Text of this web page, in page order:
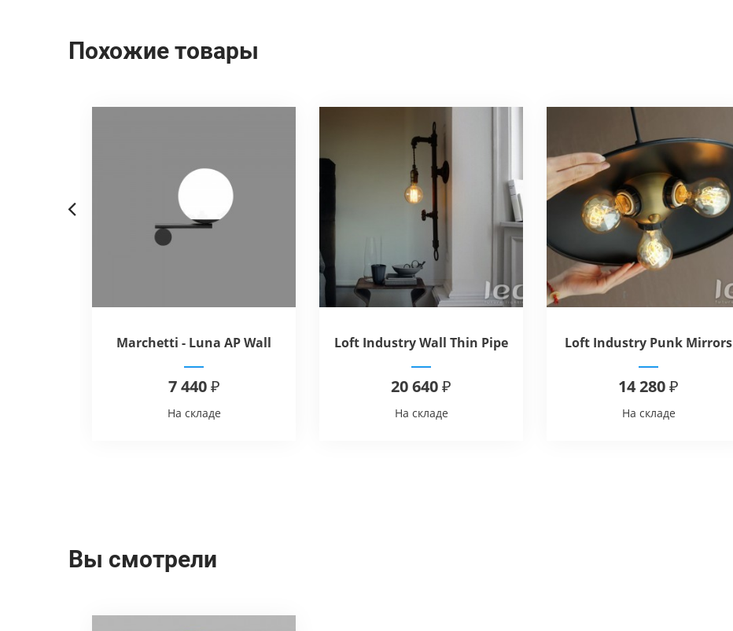
Похожие товары
Marchetti - Luna AP Wall
7 440 ₽
На складе
Loft Industry Wall Thin Pipe
20 640 ₽
На складе
Loft Industry Punk Mirrors
14 280 ₽
На складе
Вы смотрели